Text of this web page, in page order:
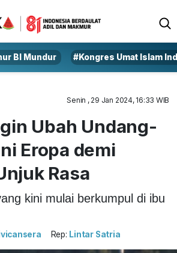
BI Mundur #Kongres Umat Islam
Senin , 29 Jan 2024, 16:33 WIB
Ubah Undang-
Eropa demi
Rasa
kini mulai berkumpul di ibu
Rep: Lintar Satria